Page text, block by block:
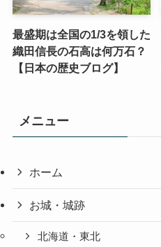
最盛期は全国の1/3を領した
織田信長の石高は何万石？
【日本の歴史ブログ】
メニュー
ホーム
お城・城跡
北海道・東北